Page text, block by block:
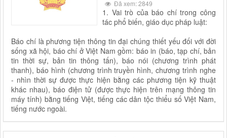
Đã xem: 2849
1. Vai trò của báo chí trong công
tác phổ biến, giáo dục pháp luật:
Báo chí là phương tiện thông tin đại chúng thiết yếu đối với đời
sống xã hội, báo chí ở Việt Nam gồm: báo in (báo, tạp chí, bản
tin thời sự, bản tin thông tấn), báo nói (chương trình phát
thanh), báo hình (chương trình truyền hình, chương trình nghe
- nhìn thời sự được thực hiện bằng các phương tiện kỹ thuật
khác nhau), báo điện tử (được thực hiện trên mạng thông tin
máy tính) bằng tiếng Việt, tiếng các dân tộc thiểu số Việt Nam,
tiếng nước ngoài.